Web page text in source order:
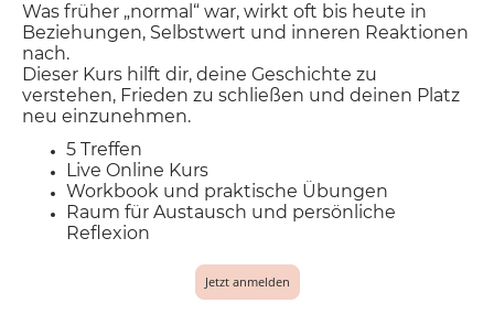
Was früher „normal“ war, wirkt oft bis heute in
Beziehungen, Selbstwert und inneren Reaktionen
nach.
Dieser Kurs hilft dir, deine Geschichte zu
verstehen, Frieden zu schließen und deinen Platz
neu einzunehmen.
5 Treffen
Live Online Kurs
Workbook und praktische Übungen
Raum für Austausch und persönliche
Reflexion
Jetzt anmelden